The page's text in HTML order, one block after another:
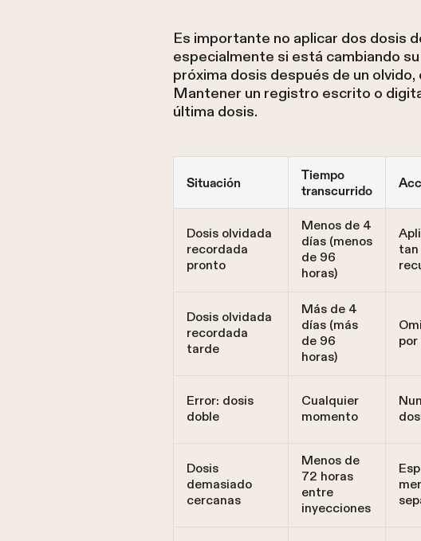
Es importante no aplicar dos dosis
especialmente si está cambiando
próxima dosis después de un
Mantener un registro escrito o
última dosis.
Situación
Tiempo
transcurrido
Dosis olvidada
recordada
pronto
Menos de 4
días (menos
de 96
horas)
Dosis olvidada
recordada
tarde
Más de 4
días (más
de 96
horas)
Error: dosis
doble
Cualquier
momento
Dosis
demasiado
cercanas
Menos de
72 horas
entre
inyecciones